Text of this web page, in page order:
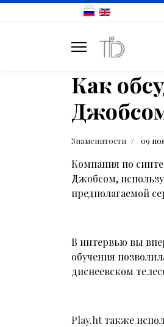
Как
Знаменитости 09
Компания по
Джобсом,
предполагаемой
В интервью вы
обучения
диснеевском
Play.htтакже